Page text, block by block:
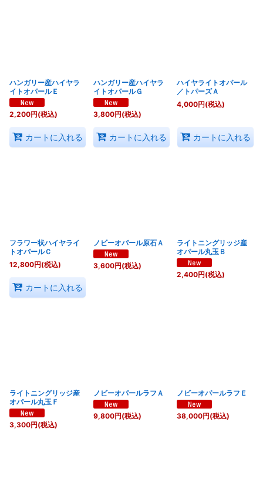
ハンガリー産ハイヤラ
イトオパールＥ
2,200円(税込)
カートに入れる
ハンガリー産ハイヤラ
イトオパールＧ
3,800円(税込)
カートに入れる
ハイヤライトオパール
／トパーズＡ
4,000円(税込)
カートに入れる
フラワー状ハイヤライ
トオパールＣ
12,800円(税込)
カートに入れる
ノビーオパール原石Ａ
3,600円(税込)
ライトニングリッジ産
オパール丸玉Ｂ
2,400円(税込)
ライトニングリッジ産
オパール丸玉Ｆ
3,300円(税込)
ノビーオパールラフＡ
9,800円(税込)
ノビーオパールラフＥ
38,000円(税込)